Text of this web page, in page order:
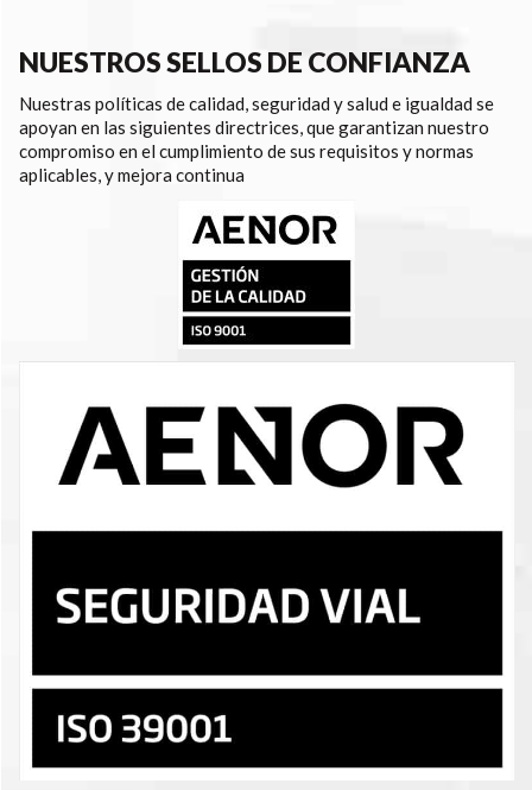
NUESTROS SELLOS DE CONFIANZA
Nuestras políticas de calidad, seguridad y salud e igualdad se
apoyan en las siguientes directrices, que garantizan nuestro
compromiso en el cumplimiento de sus requisitos y normas
aplicables, y mejora continua